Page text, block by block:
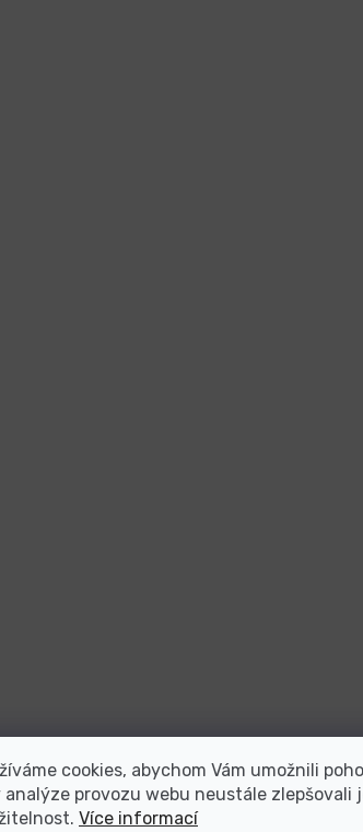
cookies, abychom Vám umožnili
analýze provozu webu neustále zlepšovali
Více informací